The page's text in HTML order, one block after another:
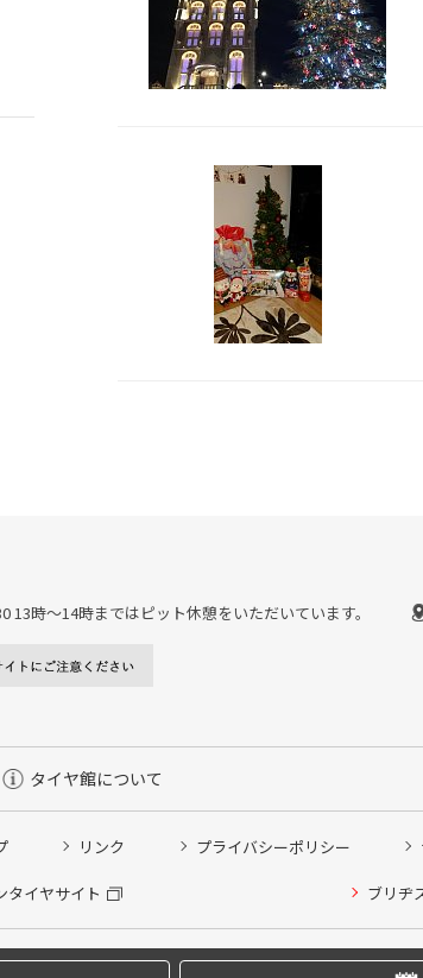
13時〜14時まではピット休憩をいただいています。
タイヤ館について
リンク プライバシーポリシー
タイヤサイト ブリヂ
Copyright © 2024
替え/オイル交換/その他ピット作業の予約
え※タイヤ履き替えを希望のクローク契約会員の方はこち
※クローク契約会員の方はご利用いただけません